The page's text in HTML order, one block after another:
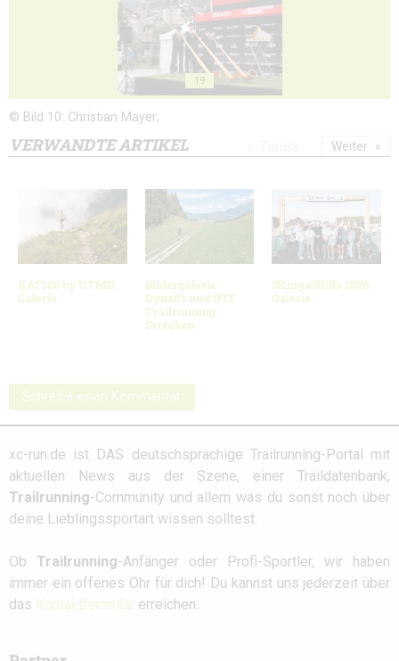
19
© Bild 10: Christian Mayer;
VERWANDTE ARTIKEL
KAT100 by UTMB:
Galerie
Bildergalerie
Dynafit und OTF
Trailrunning
Strecken
3Kings3Hills 2026:
Galerie
Weiter
Schreibe einen Kommentar
xc-run.de ist DAS deutschsprachige Trailrunning-Portal mit
aktuellen News aus der Szene, einer Traildatenbank,
Trailrunning-Community und allem was du sonst noch über
deine Lieblingssportart wissen solltest.
Ob Trailrunning-Anfänger oder Profi-Sportler, wir haben
immer ein offenes Ohr für dich! Du kannst uns jederzeit über
das Kontaktformular erreichen.